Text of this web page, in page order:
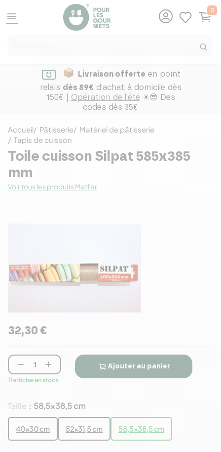
menu
0
Livraison offerte en point
relais dès 89€ d'achat, à domicile dès
150€ | Opération de l'été ☀😎 Des
codes dès 35€
Accueil Pâtisserie
Matériel de pâtisserie
Tapis de cuisson
Toile cuisson Silpat 585x385
mm
Voir tous les produits Matfer
32,30 €
Taille : 58,5x38,5 cm
40x30 cm 52x31,5 cm 58,5x38,5 cm
 
11 articles en stock
Ajouter au panier